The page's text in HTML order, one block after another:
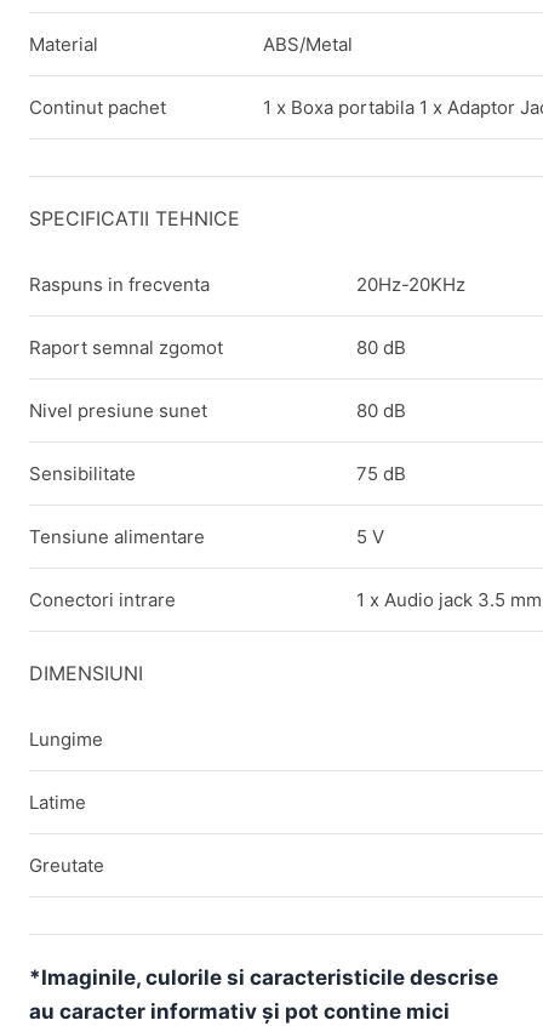
Material ABS/Metal
Continut pachet 1 x Boxa portabila 1 x Adaptor
SPECIFICATII TEHNICE
Raspuns in frecventa 20Hz-20KHz
Raport semnal zgomot 80 dB
Nivel presiune sunet 80 dB
Sensibilitate 75 dB
Tensiune alimentare 5 V
Conectori intrare 1 x Audio jack 3.5
DIMENSIUNI
Lungime
Latime
Greutate
*Imaginile, culorile si caracteristicile descrise
au caracter informativ și pot contine mici